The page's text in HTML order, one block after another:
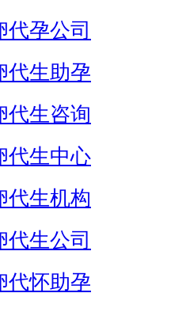
代孕公司
代生助孕
代生咨询
代生中心
代生机构
代生公司
代怀助孕